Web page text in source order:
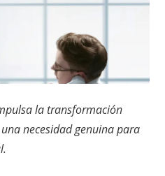
la transformación
necesidad genuina para